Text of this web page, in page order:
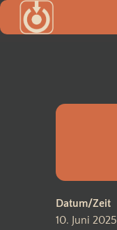
Zum
Inhalt
Datum/Zeit
10. Juni 2025